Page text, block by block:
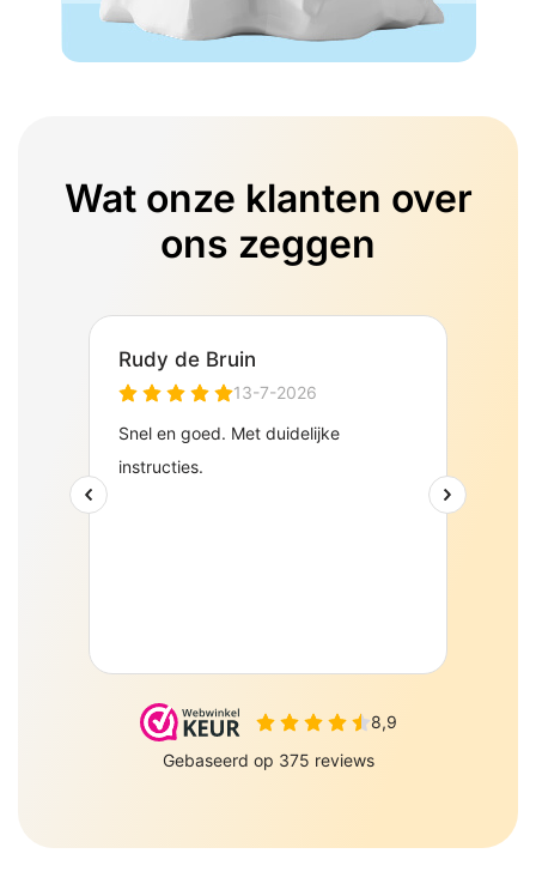
Wat onze klanten over
ons zeggen